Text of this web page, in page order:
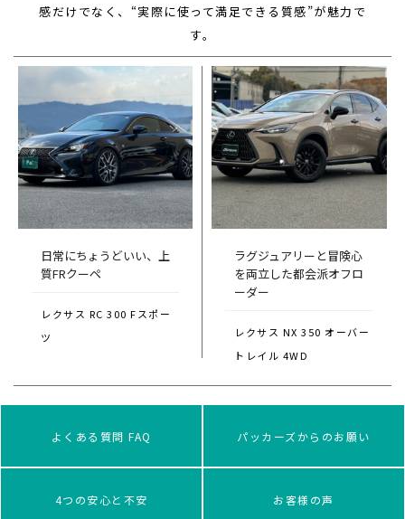
感だけでなく、“実際に使って満足できる質感”が魅力で
す。
日常にちょうどいい、上
質FRクーペ
レクサス RC 300 Fスポー
ツ
ラグジュアリーと冒険心
を両立した都会派オフロ
ーダー
レクサス NX 350 オーバー
トレイル 4WD
よくある質問 FAQ パッカーズからのお願い
4つの安心と不安 お客様の声